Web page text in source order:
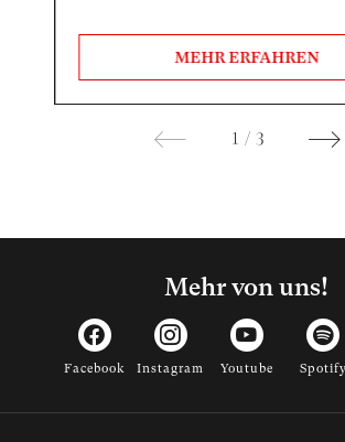
MEHR ERFAHREN
1 / 3
Mehr von uns!
Facebook Instagram Youtube Spotify